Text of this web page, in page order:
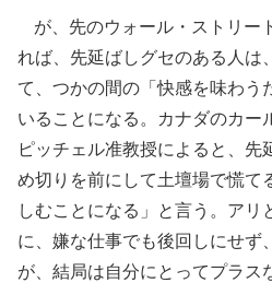
が、先のウォール・ストリー
れば、先延ばしグセのある人は
て、つかの間の「快感を味わう
いることになる。カナダのカー
ピッチェル准教授によると、
め切りを前にして土壇場で慌て
しむことになる」と言う。アリ
に、嫌な仕事でも後回しにせず
が、結局は自分にとってプラス